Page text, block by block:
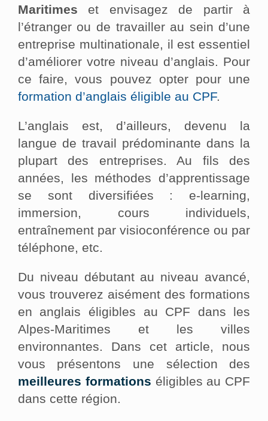
Maritimes et envisagez de partir à
l’étranger ou de travailler au sein d’une
entreprise multinationale, il est essentiel
d’améliorer votre niveau d’anglais. Pour
ce faire, vous pouvez opter pour une
formation d’anglais éligible au CPF.
L’anglais est, d’ailleurs, devenu la
langue de travail prédominante dans la
plupart des entreprises. Au fils des
années, les méthodes d’apprentissage
se sont diversifiées : e-learning,
immersion, cours individuels,
entraînement par visioconférence ou par
téléphone, etc.
Du niveau débutant au niveau avancé,
vous trouverez aisément des formations
en anglais éligibles au CPF dans les
Alpes-Maritimes et les villes
environnantes. Dans cet article, nous
vous présentons une sélection des
meilleures formations éligibles au CPF
dans cette région.